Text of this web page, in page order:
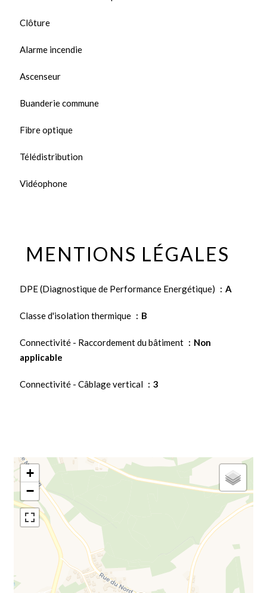
Clôture
Alarme incendie
Ascenseur
Buanderie commune
Fibre optique
Télédistribution
Vidéophone
MENTIONS LÉGALES
DPE (Diagnostique de Performance Energétique) A
Classe d'isolation thermique B
Connectivité - Raccordement du bâtiment
Non
applicable
Connectivité - Câblage vertical 3
+
−